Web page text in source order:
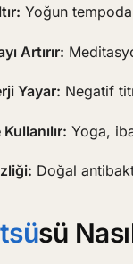
Yoğun
Artırır:
Yayar: Negatif
Yoga,
Doğal
sü